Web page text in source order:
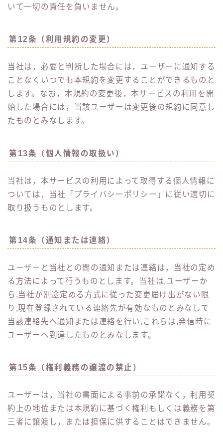
いて一切の責任を負いません。
第12条（利用規約の変更）
当社は，必要と判断した場合には，ユーザーに通知する
ことなくいつでも本規約を変更することができるものと
します。なお，本規約の変更後，本サービスの利用を開
始した場合には，当該ユーザーは変更後の規約に同意し
たものとみなします。
第13条（個人情報の取扱い）
当社は，本サービスの利用によって取得する個人情報に
ついては，当社「プライバシーポリシー」に従い適切に
取り扱うものとします。
第14条（通知または連絡）
ユーザーと当社との間の通知または連絡は，当社の定め
る方法によって行うものとします。当社は,ユーザーか
ら,当社が別途定める方式に従った変更届け出がない限
り,現在登録されている連絡先が有効なものとみなして
当該連絡先へ通知または連絡を行い,これらは,発信時に
ユーザーへ到達したものとみなします。
第15条（権利義務の譲渡の禁止）
ユーザーは，当社の書面による事前の承諾なく，利用契
約上の地位または本規約に基づく権利もしくは義務を第
三者に譲渡し，または担保に供することはできません。